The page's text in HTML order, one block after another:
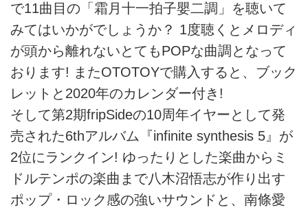
で11曲目の「霜月十一拍子嬰二調」を聴いて
みてはいかがでしょうか？ 1度聴くとメロディ
が頭から離れないとてもPOPな曲調となって
おります! またOTOTOYで購入すると、ブック
レットと2020年のカレンダー付き!
そして第2期fripSideの10周年イヤーとして発
売された6thアルバム『infinite synthesis 5』が
2位にランクイン! ゆったりとした楽曲からミ
ドルテンポの楽曲まで八木沼悟志が作り出す
ポップ・ロック感の強いサウンドと、南條愛